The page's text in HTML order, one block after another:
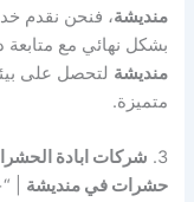
منديشة، فنحن نقدم
بشكل نهائي مع متابعة
منديشة لتحصل على
متميزة.
3. شركات ابادة
حشرات في منديشة |